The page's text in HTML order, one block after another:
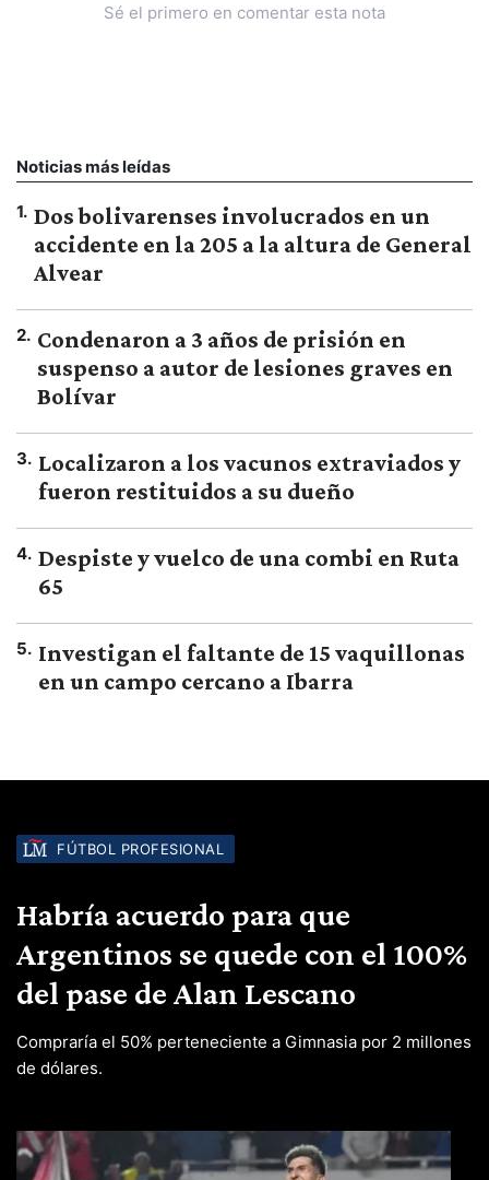
Sé el primero en comentar esta nota
Noticias más leídas
1. Dos bolivarenses involucrados en un
accidente en la 205 a la altura de General
Alvear
2. Condenaron a 3 años de prisión en
suspenso a autor de lesiones graves en
Bolívar
3. Localizaron a los vacunos extraviados y
fueron restituidos a su dueño
4. Despiste y vuelco de una combi en Ruta
65
5. Investigan el faltante de 15 vaquillonas
en un campo cercano a Ibarra
FÚTBOL PROFESIONAL
Habría acuerdo para que
Argentinos se quede con el 100%
del pase de Alan Lescano
Compraría el 50% perteneciente a Gimnasia por 2 millones
de dólares.